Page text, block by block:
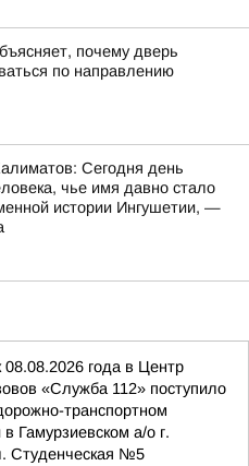
почему дверь
по направлению
Сегодня день
чье имя давно стало
истории Ингушетии, —
08.08.2026 года в Центр
«Служба 112» поступило
транспортном
Гамурзиевском а/о г.
Студенческая №5